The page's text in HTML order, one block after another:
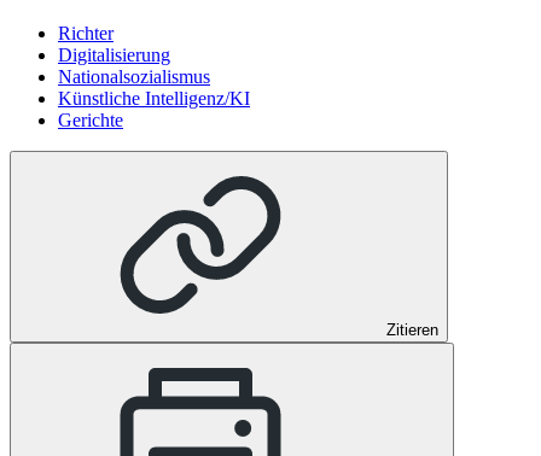
Richter
Digitalisierung
Nationalsozialismus
Künstliche Intelligenz/KI
Gerichte
Zitieren